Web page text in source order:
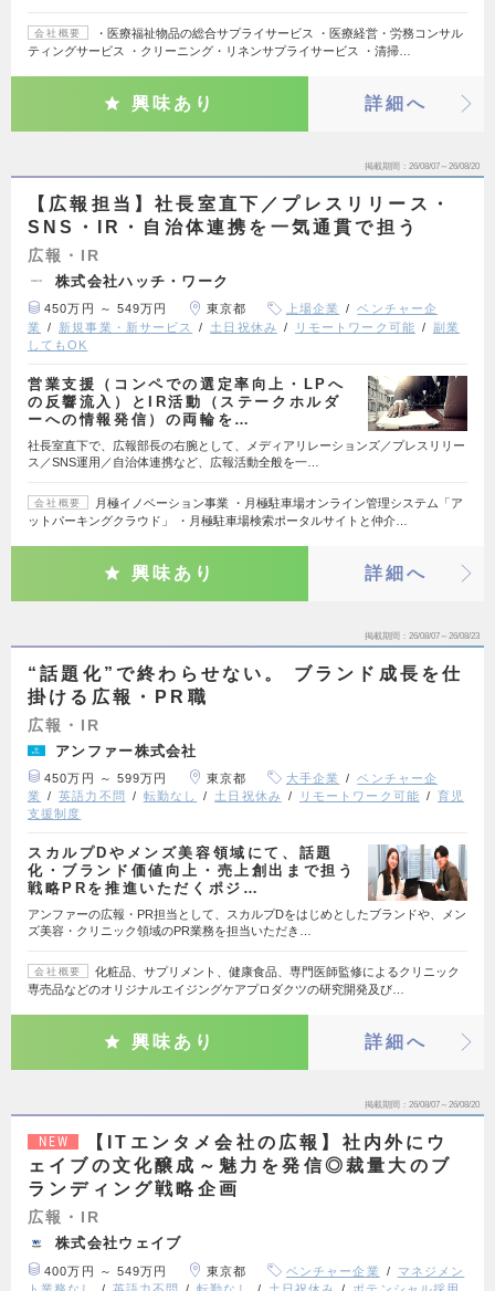
会社概要
・医療福祉物品の総合サプライサービス ・医療経営・労務コンサル
ティングサービス ・クリーニング・リネンサプライサービス ・清掃…
興味あり 詳細へ
掲載期間 26/08/07～26/08/20
【広報担当】社長室直下／プレスリリース・
SNS・IR・自治体連携を一気通貫で担う
広報・IR
株式会社ハッチ・ワーク
450万円 ～ 549万円 東京都 上場企業
ベンチャー企
業
新規事業・新サービス 土日祝休み リモートワーク可能
副業
してもOK
営業支援（コンペでの選定率向上・LPへ
の反響流入）とIR活動（ステークホルダ
ーへの情報発信）の両輪を…
社長室直下で、広報部長の右腕として、メディアリレーションズ／プレスリリー
ス／SNS運用／自治体連携など、広報活動全般を一…
会社概要
月極イノベーション事業 ・月極駐車場オンライン管理システム「ア
ットパーキングクラウド」 ・月極駐車場検索ポータルサイトと仲介…
興味あり 詳細へ
掲載期間 26/08/07～26/08/23
“話題化”で終わらせない。 ブランド成長を仕
掛ける広報・PR職
広報・IR
アンファー株式会社
450万円 ～ 599万円 東京都 大手企業
ベンチャー企
業
英語力不問 転勤なし 土日祝休み リモートワーク可能
育児
支援制度
スカルプDやメンズ美容領域にて、話題
化・ブランド価値向上・売上創出まで担う
戦略PRを推進いただくポジ…
アンファーの広報・PR担当として、スカルプDをはじめとしたブランドや、メン
ズ美容・クリニック領域のPR業務を担当いただき…
会社概要
化粧品、サプリメント、健康食品、専門医師監修によるクリニック
専売品などのオリジナルエイジングケアプロダクツの研究開発及び…
興味あり 詳細へ
掲載期間 26/08/07～26/08/20
NEW
【ITエンタメ会社の広報】社内外にウ
ェイブの文化醸成～魅力を発信◎裁量大のブ
ランディング戦略企画
広報・IR
株式会社ウェイブ
400万円 ～ 549万円 東京都 ベンチャー企業
マネジメン